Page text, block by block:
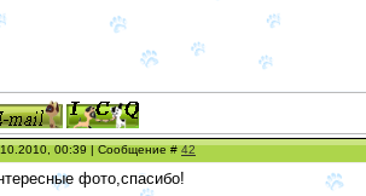
00:39 | Сообщение #42
фото,спасибо!